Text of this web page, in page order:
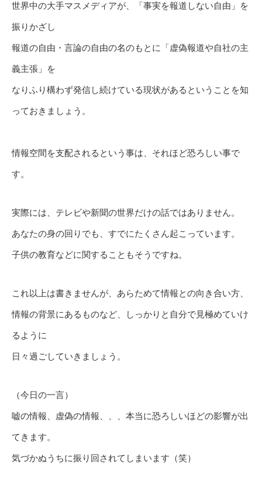
世界中の大手マスメディアが、「事実を報道しない自由」を
振りかざし
報道の自由・言論の自由の名のもとに「虚偽報道や自社の主
義主張」を
なりふり構わず発信し続けている現状があるということを知
っておきましょう。
情報空間を支配されるという事は、それほど恐ろしい事で
す。
実際には、テレビや新聞の世界だけの話ではありません。
あなたの身の回りでも、すでにたくさん起こっています。
子供の教育などに関することもそうですね。
これ以上は書きませんが、あらためて情報との向き合い方、
情報の背景にあるものなど、しっかりと自分で見極めていけ
るように
日々過ごしていきましょう。
（今日の一言）
嘘の情報、虚偽の情報、、、本当に恐ろしいほどの影響が出
てきます。
気づかぬうちに振り回されてしまいます（笑）